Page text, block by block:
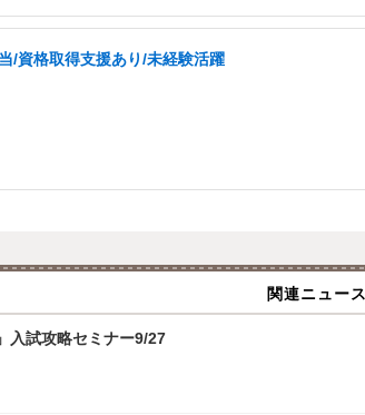
/資格取得支援あり/未経験活躍
関連ニュース
試攻略セミナー9/27